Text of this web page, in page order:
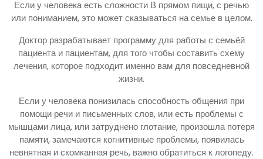
Если у человека есть сложности В прямом пищи, с речью
или пониманием, это может сказываться на семье в целом.
Доктор разрабатывает программу для работы с семьёй
пациента и пациентам, для того чтобы составить схему
лечения, которое подходит именно вам для повседневной
жизни.
Если у человека понизилась способность общения при
помощи речи и письменных слов, или есть проблемы с
мышцами лица, или затруднено глотание, произошла потеря
памяти, замечаются когнитивные проблемы, появилась
невнятная и скомканная речь, важно обратиться к логопеду.